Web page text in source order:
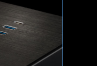
rendimiento.
de búsqueda y
derecha permite